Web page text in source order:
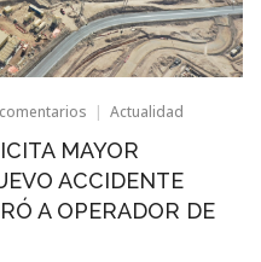
en
SPENCE
SOLICITA
MAYOR
FISCALIZACIÓN
Actualidad
MAYOR
ACCIDENTE
A OPERADOR DE